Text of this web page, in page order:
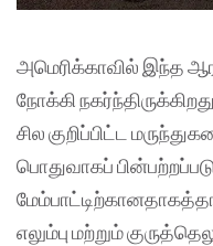
அமெரிக்காவில் இந்த
நோக்கி
சில குறிப்பிட்ட
பொதுவாகப்
எலும்பு மற்றும்